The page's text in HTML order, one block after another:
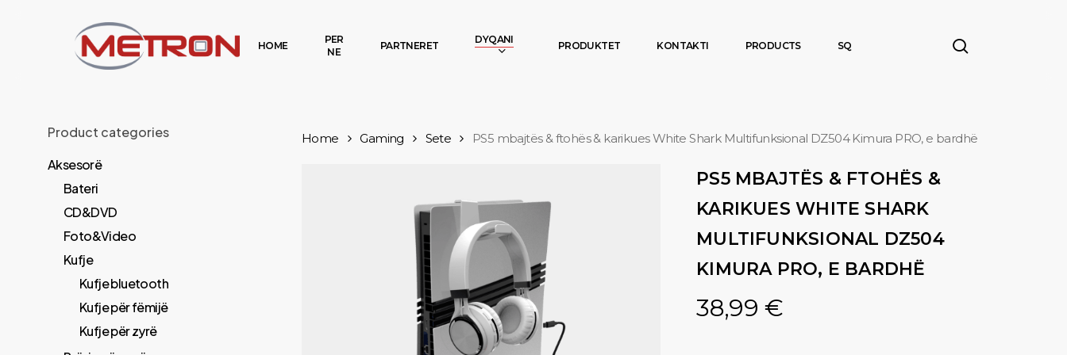
HOME
PER
NE
PARTNERET
DYQANI
PRODUKTET KONTAKTI PRODUCTS SQ
Product categories
Aksesorë
Bateri
CD&DVD
Foto&Video
Kufje
Kufje bluetooth
Kufje për fëmijë
Kufje për zyrë
Home Gaming Sete PS5 mbajtës & ftohës & karikues White Shark Multifunksional DZ504 Kimura PRO, e bardhë
PS5 MBAJTËS & FTOHËS &
KARIKUES WHITE SHARK
MULTIFUNKSIONAL DZ504
KIMURA PRO, E BARDHË
38,99 €